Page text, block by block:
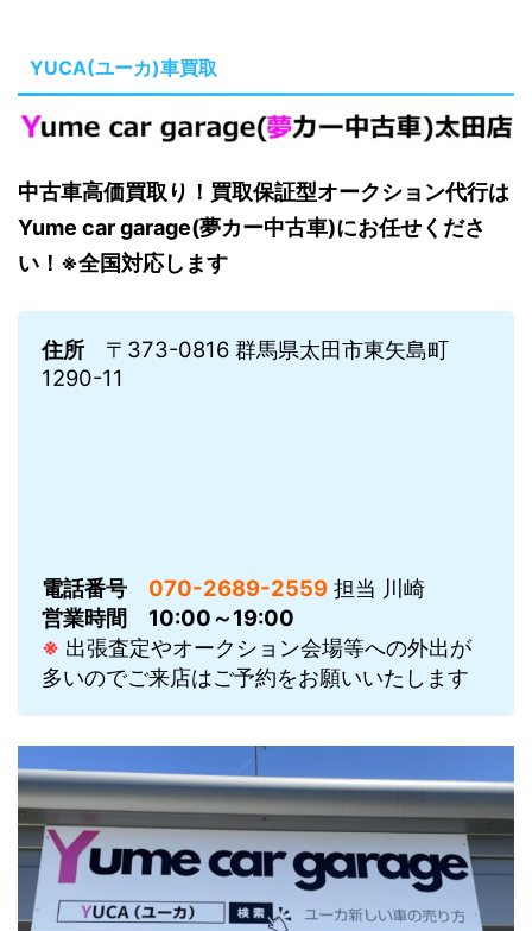
YUCA(ユーカ)車買取
中古車高価買取り！買取保証型オークション代行は
Yume car garage(夢カー中古車)にお任せくださ
い！※全国対応します
住所 〒373-0816 群馬県太田市東矢島町
1290-11
電話番号 070-2689-2559 担当 川崎
営業時間
10:00～19:00
※ 出張査定やオークション会場等への外出が
多いのでご来店はご予約をお願いいたします